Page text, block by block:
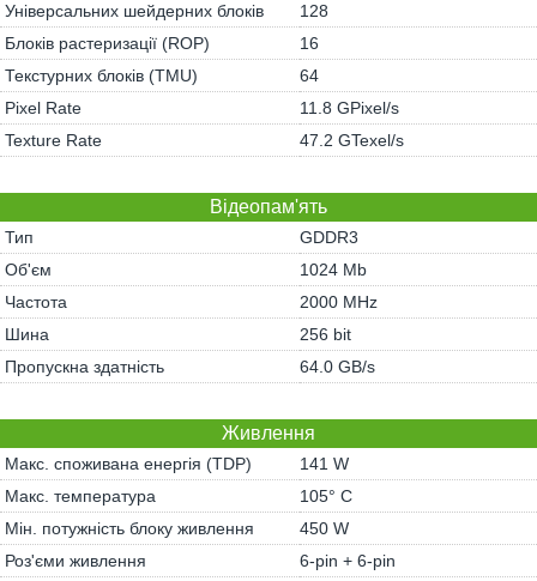
Універсальних шейдерних блоків
128
Блоків растеризації (ROP)
16
Текстурних блоків (TMU)
64
Pixel Rate
11.8 GPixel/s
Texture Rate
47.2 GTexel/s
Відеопам'ять
Тип
GDDR3
Об'єм
1024 Mb
Частота
2000 MHz
Шина
256 bit
Пропускна здатність
64.0 GB/s
Живлення
Макс. споживана енергія (TDP)
141 W
Макс. температура
105° C
Мін. потужність блоку живлення
450 W
Роз'єми живлення
6-pin + 6-pin